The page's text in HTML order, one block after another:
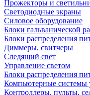
Прожекторы и
Светодиодные экраны
Силовое оборудование
Блоки гальванической
Блоки распределения
Диммеры, свитчеры
Следящий свет
Управление светом
Блоки распределения
Компьютерные системы
Контроллеры, пульты,